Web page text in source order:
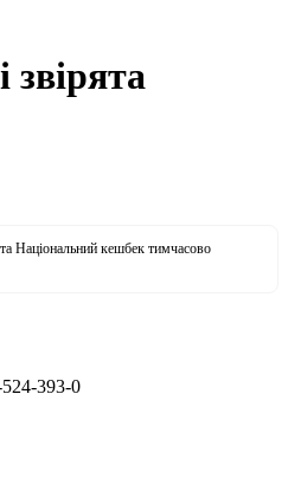
Національний кешбек тимчасово
393-0